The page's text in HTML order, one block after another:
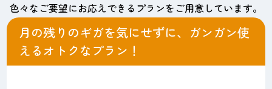
色々なご要望にお応えできるプランをご用意しています。
月の残りのギガを気にせずに、ガンガン使
えるオトクなプラン！